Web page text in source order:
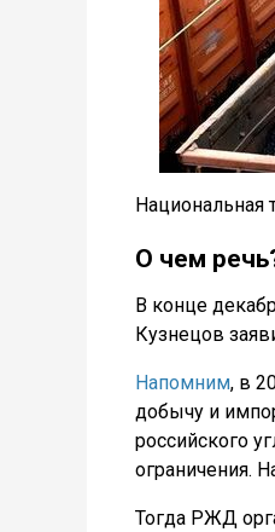
Национальная
О чем
В конце
Кузнецов
Напомним, в
добычу и
российского
ограничения.
Тогда РЖД